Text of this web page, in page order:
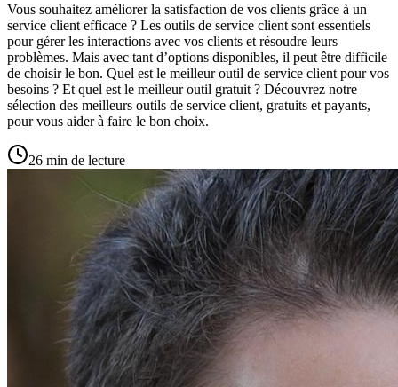
Vous souhaitez améliorer la satisfaction de vos clients grâce à un
service client efficace ? Les outils de service client sont essentiels
pour gérer les interactions avec vos clients et résoudre leurs
problèmes. Mais avec tant d’options disponibles, il peut être difficile
de choisir le bon. Quel est le meilleur outil de service client pour vos
besoins ? Et quel est le meilleur outil gratuit ? Découvrez notre
sélection des meilleurs outils de service client, gratuits et payants,
pour vous aider à faire le bon choix.
26 min de lecture